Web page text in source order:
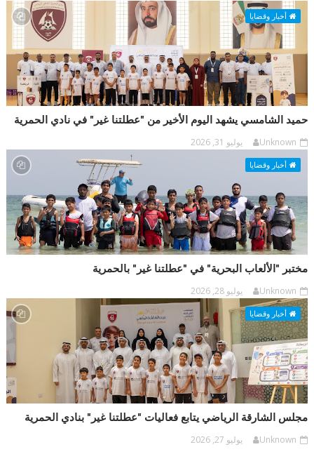
أخبار وقضايا
حميد الشامسي يشهد اليوم الأخير من "عطلتنا غير" في نادي الحمرية
Unknown يوليو 31, 2026
أخبار وقضايا
مختبر "الألعاب البحرية" في "عطلتنا غير" بالحمرية
Unknown يوليو 28, 2026
أخبار وقضايا
مجلس الشارقة الرياضي يتابع فعاليات "عطلتنا غير" بنادي الحمرية
Unknown يوليو 27, 2026